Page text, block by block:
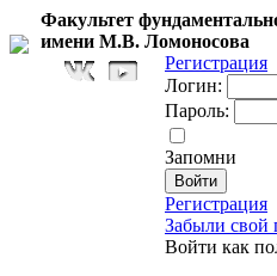
Факультет
имени М.В. Ломоносова
Регистрация
Логин:
Пароль:
Запомни
Регистрация
Забыли свой
Войти как